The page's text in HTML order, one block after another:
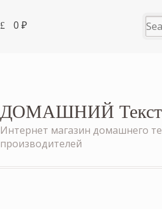
0 ₽
ДОМАШНИЙ
Интернет магазин домашнего
производителей